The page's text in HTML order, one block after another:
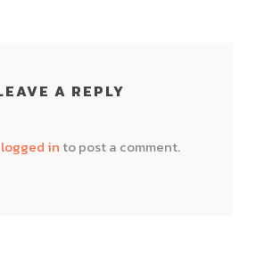
A REPLY
logged in to post a comment.